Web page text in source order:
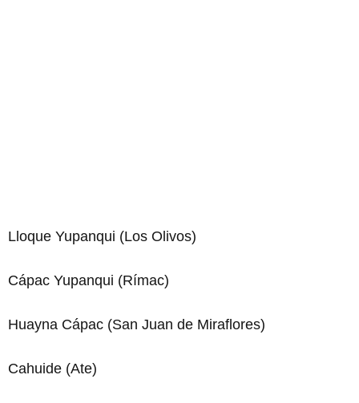
Lloque Yupanqui (Los Olivos)
Cápac Yupanqui (Rímac)
Huayna Cápac (San Juan de Miraflores)
Cahuide (Ate)